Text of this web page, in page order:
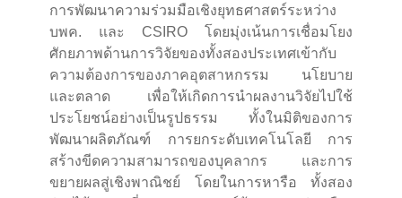
การพัฒนาความร่วมมือเชิงยุทธศาสตร์ระหว่าง
บพค. และ CSIRO โดยมุ่งเน้นการเชื่อมโยง
ศักยภาพด้านการวิจัยของทั้งสองประเทศเข้ากับ
ความต้องการของภาคอุตสาหกรรม นโยบาย
และตลาด เพื่อให้เกิดการนำผลงานวิจัยไปใช้
ประโยชน์อย่างเป็นรูปธรรม ทั้งในมิติของการ
พัฒนาผลิตภัณฑ์ การยกระดับเทคโนโลยี การ
สร้างขีดความสามารถของบุคลากร และการ
ขยายผลสู่เชิงพาณิชย์ โดยในการหารือ ทั้งสอง